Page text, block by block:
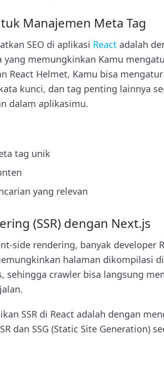
Manajemen Meta Tag
SEO di aplikasi React adalah
memungkinkan Kamu
React Helmet, Kamu bisa
kunci, dan tag penting lainnya
dalam aplikasimu.
tag unik
yang relevan
(SSR) dengan Next.js
side rendering, banyak developer
halaman dikompilasi
crawler bisa langsung
SSR di React adalah dengan
dan SSG (Static Site Generation)